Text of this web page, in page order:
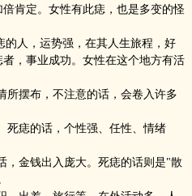
肯定。女性有此痣，也是多变的怪
人，运势强，在其人生旅程，好
，事业成功。女性在这个地方有活
所摆布，不注意的话，会卷入许多
死痣的话，个性强、任性、情绪
，金钱出入庞大。死痣的话则是"散